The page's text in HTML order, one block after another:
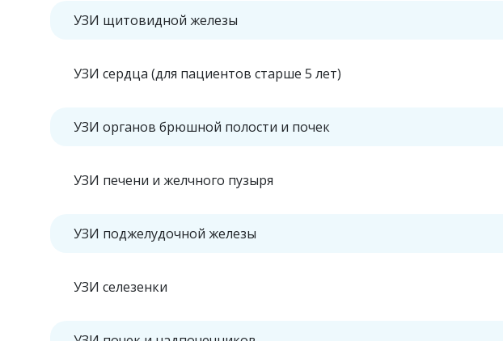
УЗИ щитовидной железы
УЗИ сердца (для пациентов старше 5 лет)
УЗИ органов брюшной полости и почек
УЗИ печени и желчного пузыря
УЗИ поджелудочной железы
УЗИ селезенки